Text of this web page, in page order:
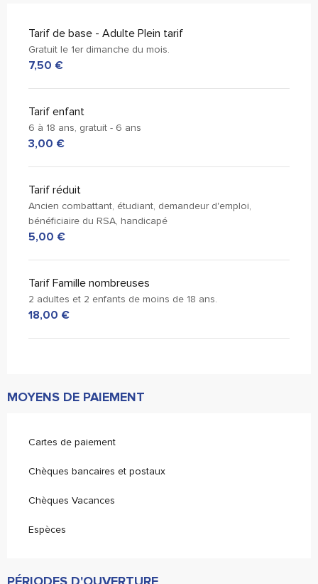
Tarif de base - Adulte Plein tarif
Gratuit le 1er dimanche du mois.
7,50 €
Tarif enfant
6 à 18 ans, gratuit - 6 ans
3,00 €
Tarif réduit
Ancien combattant, étudiant, demandeur d'emploi,
bénéficiaire du RSA, handicapé
5,00 €
Tarif Famille nombreuses
2 adultes et 2 enfants de moins de 18 ans.
18,00 €
MOYENS DE PAIEMENT
Cartes de paiement
Chèques bancaires et postaux
Chèques Vacances
Espèces